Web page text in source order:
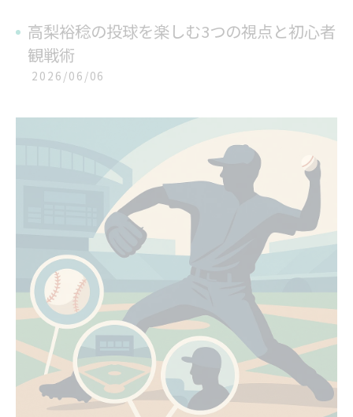
高梨裕稔の投球を楽しむ3つの視点と初心者
観戦術
2026/06/06